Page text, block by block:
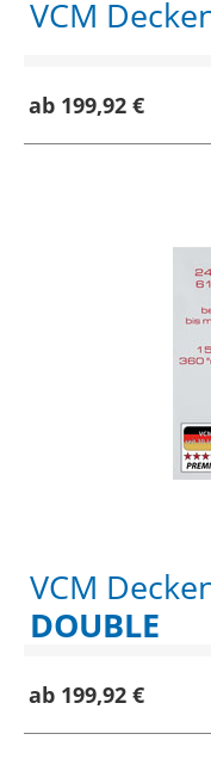
VCM
ab 199,92 €
VCM
DOUBLE
ab 199,92 €